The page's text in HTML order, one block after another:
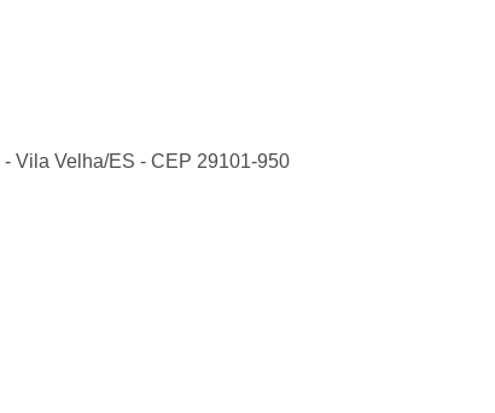
- Vila Velha/ES - CEP 29101-950